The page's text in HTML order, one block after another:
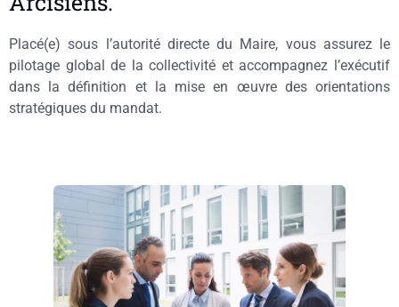
Placé(e) sous l’autorité directe du Maire, vous assurez le
pilotage global de la collectivité et accompagnez l’exécutif
dans la définition et la mise en œuvre des orientations
stratégiques du mandat.